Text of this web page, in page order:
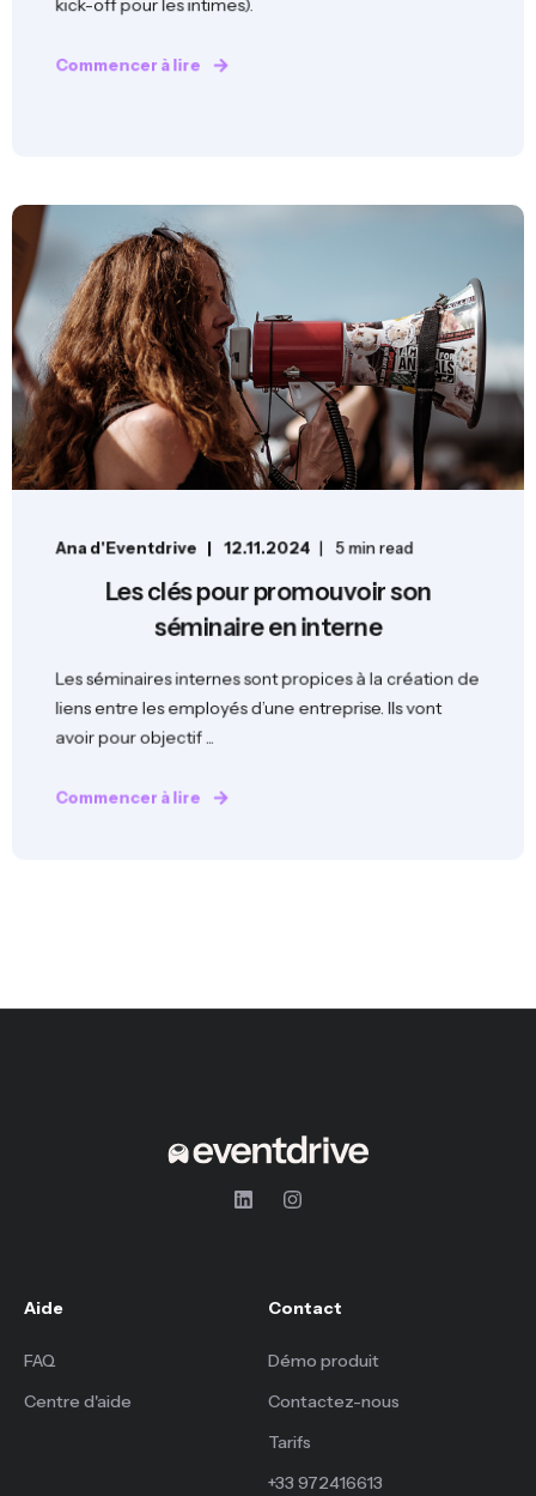
kick-off pour les intimes).
Commencer à lire
Ana d'Eventdrive 12.11.2024 5 min read
Les clés pour promouvoir son
séminaire en interne
Les séminaires internes sont propices à la création de
liens entre les employés d’une entreprise. Ils vont
avoir pour objectif ...
Commencer à lire
Aide
FAQ
Centre d'aide
Contact
Démo produit
Contactez-nous
Tarifs
+33 972416613